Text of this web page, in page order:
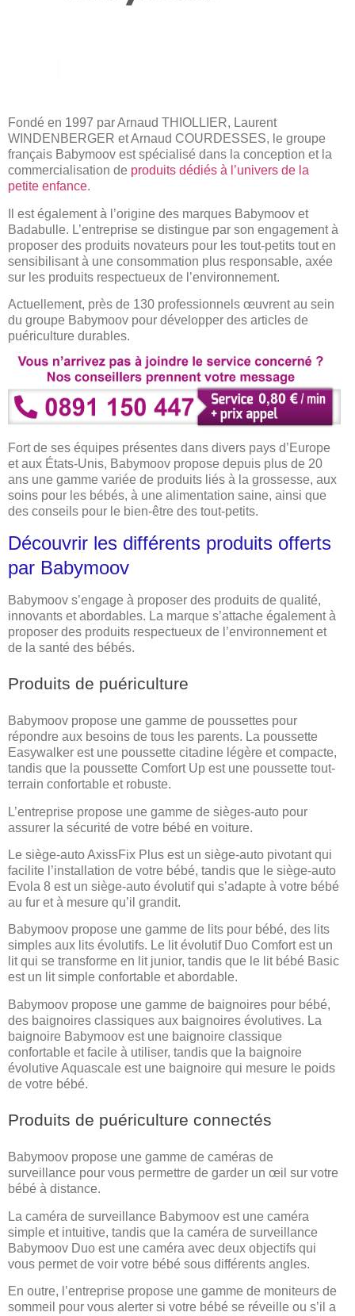
Fondé en 1997 par Arnaud THIOLLIER, Laurent
WINDENBERGER et Arnaud COURDESSES, le groupe
français Babymoov est spécialisé dans la conception et la
commercialisation de produits dédiés à l’univers de la
petite enfance.
Il est également à l’origine des marques Babymoov et
Badabulle. L’entreprise se distingue par son engagement à
proposer des produits novateurs pour les tout-petits tout en
sensibilisant à une consommation plus responsable, axée
sur les produits respectueux de l’environnement.
Actuellement, près de 130 professionnels œuvrent au sein
du groupe Babymoov pour développer des articles de
puériculture durables.
Fort de ses équipes présentes dans divers pays d’Europe
et aux États-Unis, Babymoov propose depuis plus de 20
ans une gamme variée de produits liés à la grossesse, aux
soins pour les bébés, à une alimentation saine, ainsi que
des conseils pour le bien-être des tout-petits.
Découvrir les différents produits offerts
par Babymoov
Babymoov s’engage à proposer des produits de qualité,
innovants et abordables. La marque s’attache également à
proposer des produits respectueux de l’environnement et
de la santé des bébés.
Produits de puériculture
Babymoov propose une gamme de poussettes pour
répondre aux besoins de tous les parents. La poussette
Easywalker est une poussette citadine légère et compacte,
tandis que la poussette Comfort Up est une poussette tout-
terrain confortable et robuste.
L’entreprise propose une gamme de sièges-auto pour
assurer la sécurité de votre bébé en voiture.
Le siège-auto AxissFix Plus est un siège-auto pivotant qui
facilite l’installation de votre bébé, tandis que le siège-auto
Evola 8 est un siège-auto évolutif qui s’adapte à votre bébé
au fur et à mesure qu’il grandit.
Babymoov propose une gamme de lits pour bébé, des lits
simples aux lits évolutifs. Le lit évolutif Duo Comfort est un
lit qui se transforme en lit junior, tandis que le lit bébé Basic
est un lit simple confortable et abordable.
Babymoov propose une gamme de baignoires pour bébé,
des baignoires classiques aux baignoires évolutives. La
baignoire Babymoov est une baignoire classique
confortable et facile à utiliser, tandis que la baignoire
évolutive Aquascale est une baignoire qui mesure le poids
de votre bébé.
Produits de puériculture connectés
Babymoov propose une gamme de caméras de
surveillance pour vous permettre de garder un œil sur votre
bébé à distance.
La caméra de surveillance Babymoov est une caméra
simple et intuitive, tandis que la caméra de surveillance
Babymoov Duo est une caméra avec deux objectifs qui
vous permet de voir votre bébé sous différents angles.
En outre, l’entreprise propose une gamme de moniteurs de
sommeil pour vous alerter si votre bébé se réveille ou s’il a